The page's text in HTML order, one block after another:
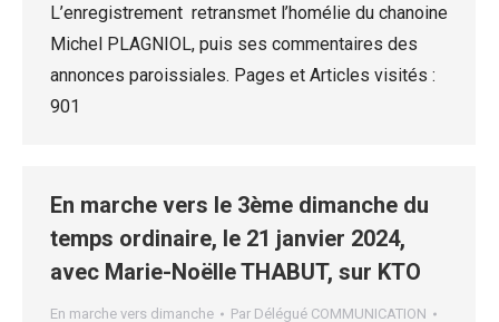
L’enregistrement retransmet l’homélie du chanoine
Michel PLAGNIOL, puis ses commentaires des
annonces paroissiales. Pages et Articles visités :
901
En marche vers le 3ème dimanche du
temps ordinaire, le 21 janvier 2024,
avec Marie-Noëlle THABUT, sur KTO
En marche vers dimanche Par Délégué COMMUNICATION